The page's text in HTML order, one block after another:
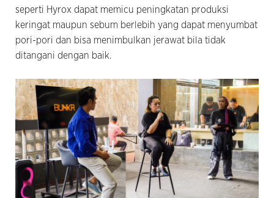
seperti Hyrox dapat memicu peningkatan produksi
keringat maupun sebum berlebih yang dapat menyumbat
pori-pori dan bisa menimbulkan jerawat bila tidak
ditangani dengan baik.